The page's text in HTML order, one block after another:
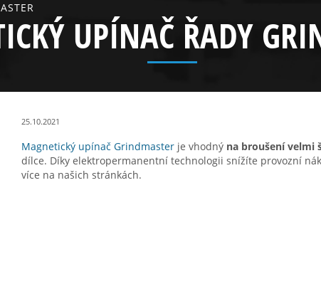
UPÍNAČ ŘADY
25.10.2021
Magnetický upínač Grindmasterje vhodný na broušení velmi
dílce. Díky elektropermanentní technologii snížíte provozní
více na našich stránkách.